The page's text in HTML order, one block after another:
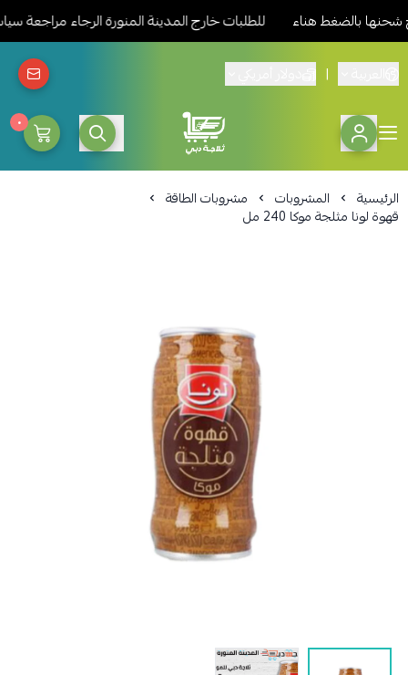
بالضغط هناء للطلبات خارج المدينة المنورة الرجاء مراجعة
|
ثلاجة دبي المدينة للمواد
٠
الرئيسية المشروبات مشروبات الطاقة
قهوة لونا مثلجة موكا 240 مل